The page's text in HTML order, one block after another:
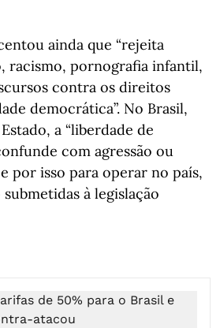
ainda que “rejeita
racismo, pornografia infantil,
contra os direitos
democrática”. No Brasil,
a “liberdade de
com agressão ou
por isso para operar no país,
submetidas à legislação